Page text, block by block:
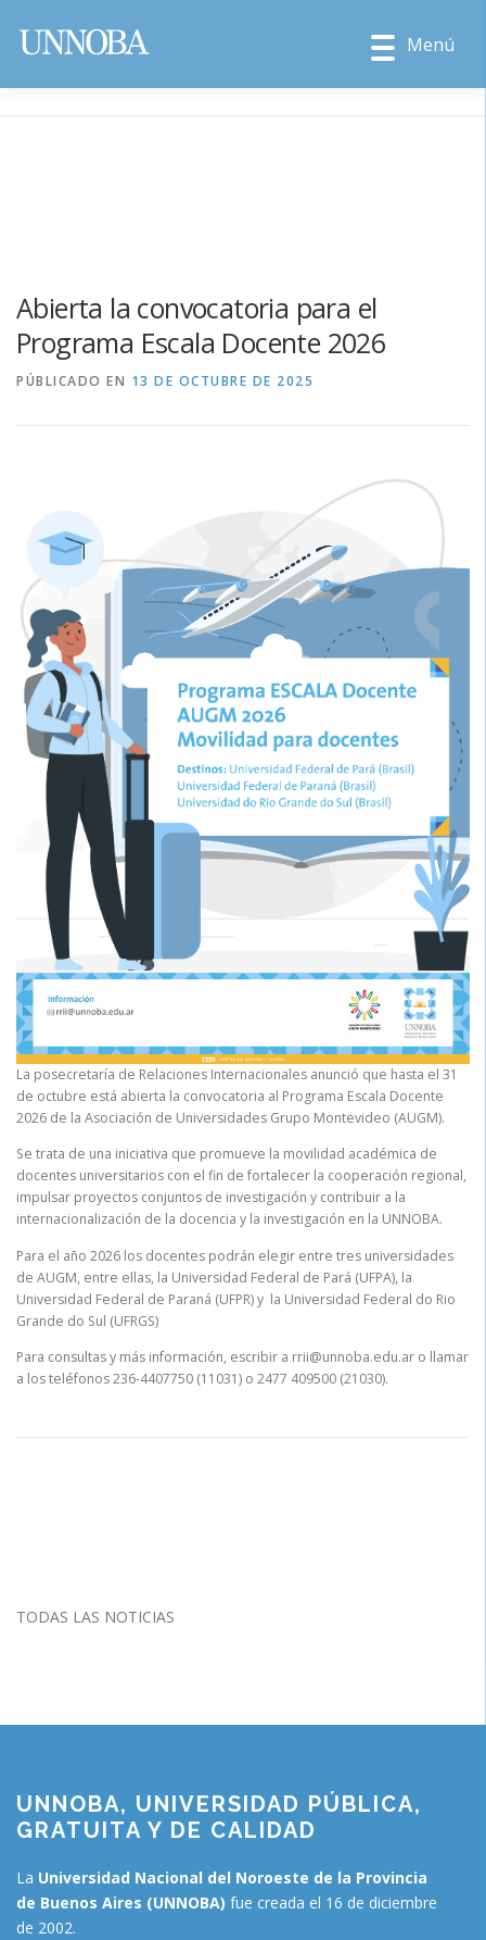
Menú
Abierta la convocatoria para el
Programa Escala Docente 2026
PÚBLICADO EN 13 DE OCTUBRE DE 2025
La posecretaría de Relaciones Internacionales anunció que hasta el 31
de octubre está abierta la convocatoria al Programa Escala Docente
2026 de la Asociación de Universidades Grupo Montevideo (AUGM).
Se trata de una iniciativa que promueve la movilidad académica de
docentes universitarios con el fin de fortalecer la cooperación regional,
impulsar proyectos conjuntos de investigación y contribuir a la
internacionalización de la docencia y la investigación en la UNNOBA.
Para el año 2026 los docentes podrán elegir entre tres universidades
de AUGM, entre ellas, la Universidad Federal de Pará (UFPA), la
Universidad Federal de Paraná (UFPR) y la Universidad Federal do Rio
Grande do Sul (UFRGS)
Para consultas y más información, escribir a rrii@unnoba.edu.ar o llamar
a los teléfonos 236-4407750 (11031) o 2477 409500 (21030).
TODAS LAS NOTICIAS
UNNOBA, UNIVERSIDAD PÚBLICA,
GRATUITA Y DE CALIDAD
La Universidad Nacional del Noroeste de la Provincia
de Buenos Aires (UNNOBA) fue creada el 16 de diciembre
de 2002.